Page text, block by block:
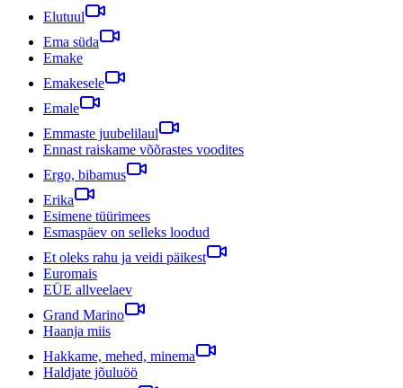
Elutuul
Ema süda
Emake
Emakesele
Emale
Emmaste juubelilaul
Ennast raiskame võõrastes voodites
Ergo, bibamus
Erika
Esimene tüürimees
Esmaspäev on selleks loodud
Et oleks rahu ja veidi päikest
Euromais
EÜE allveelaev
Grand Marino
Haanja miis
Hakkame, mehed, minema
Haldjate jõuluöö